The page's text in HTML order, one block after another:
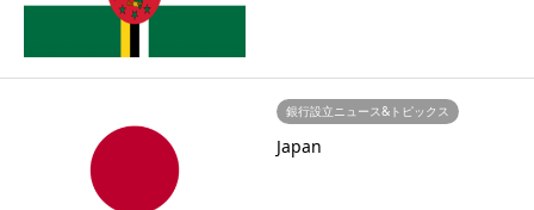
銀行設立ニュース&トピックス
Japan